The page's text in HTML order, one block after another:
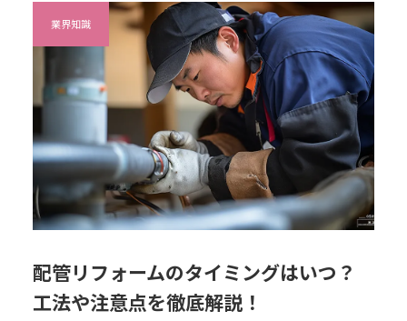
業界知識
配管リフォームのタイミングはいつ？
工法や注意点を徹底解説！